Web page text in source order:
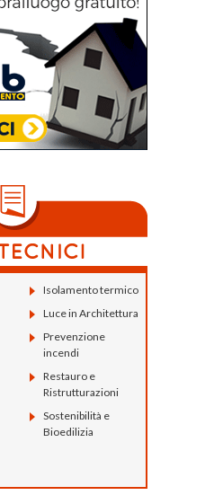
Isolamento termico
Luce in Architettura
Prevenzione
incendi
Restauro e
Ristrutturazioni
Sostenibilità e
Bioedilizia